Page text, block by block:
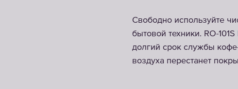
Свободно используйте
бытовой техники. RO-
долгий срок службы
воздуха перестанет